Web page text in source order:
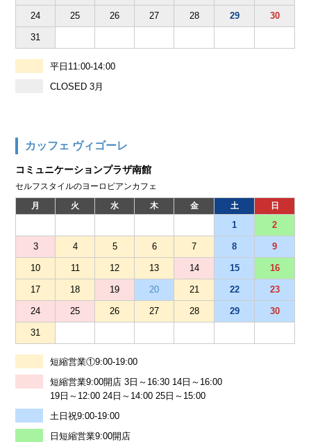
24 25 26 27 28 29 30
31
平日11:00-14:00
CLOSED 3月
カッフェ ヴィゴーレ
コミュニケーションプラザ南館
セルフスタイルのヨーロピアンカフェ
月 火 水 木 金 土 日
1 2
3 4 5 6 7 8 9
10 11 12 13 14 15 16
17 18 19 20 21 22 23
24 25 26 27 28 29 30
31
短縮営業①9:00-19:00
短縮営業9:00開店 3日～16:30 14日～16:00
19日～12:00 24日～14:00 25日～15:00
土日祝9:00-19:00
日短縮営業9:00開店